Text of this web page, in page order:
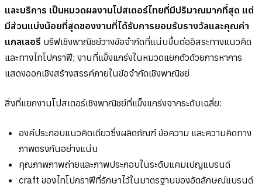
และบริการ เป็นหมวดผลงานโปสเตอร์ไทยที่มีปริมาณมากที่สุด แต่
มีส่วนแบ่งน้อยที่สุดของงานที่ได้รับการยอมรับรางวัลและคุณค่า
แกลเลอรี บรีฟเชิงพาณิชย์วางข้อจำกัดที่แน่นขึ้นต่ออิสระทางแนวคิด
และทางไทโปกราฟี; งานที่แข็งแกร่งในหมวดแยกตัวด้วยการหาการ
แสดงออกเชิงสร้างสรรค์ภายในข้อจำกัดเชิงพาณิชย์
สิ่งที่แยกงานโปสเตอร์เชิงพาณิชย์ที่แข็งแกร่งจากระดับเฉลี่ย:
องค์ประกอบแนวคิดเดียวซึ่งผลิตภัณฑ์ ข้อความ และความคิดทาง
ภาพตรงกันอย่างแน่น
คุณภาพภาพถ่ายและภาพประกอบในระดับแคมเปญแบรนด์
craft ของไทโปกราฟีที่รักษาไว้ในมาตรฐานของอัตลักษณ์แบรนด์